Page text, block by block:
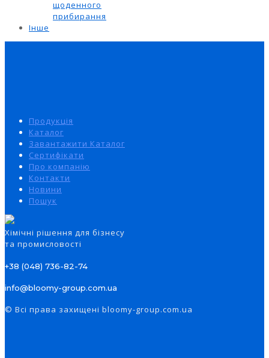
щоденного
прибирання
Інше
Продукція
Каталог
Завантажити Каталог
Сертифікати
Про компанію
Контакти
Новини
Пошук
Xімічні рішення для бізнесу
та промисловості
+38 (048) 736-82-74
info@bloomy-group.com.ua
© Всі права захищені bloomy-group.com.ua